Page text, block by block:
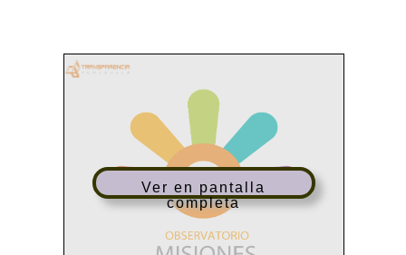
Ver en pantalla
completa